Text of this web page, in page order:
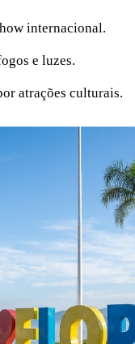
internacional.
e luzes.
atrações culturais.